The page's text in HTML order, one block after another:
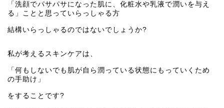
「洗顔でパサパサになった肌に、化粧水や乳液で潤いを与え
る」ことと思っていらっしゃる方
結構いらっしゃるのではないでしょうか?
私が考えるスキンケアは、
「何もしないでも肌が自ら潤っている状態にもっていくため
の手助け」
をすることです?